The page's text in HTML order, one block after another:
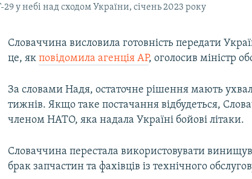
у небі над сходом України, січень 2023 року
Словаччина висловила готовність передати
це, якповідомила агенція AP, оголосив міністр
За словами Надя, остаточне рішення мають
тижнів. Якщо таке постачання відбудеться,
членом НАТО, яка надала Україні бойові літаки.
Словаччина перестала використовувати
брак запчастин та фахівців із технічного